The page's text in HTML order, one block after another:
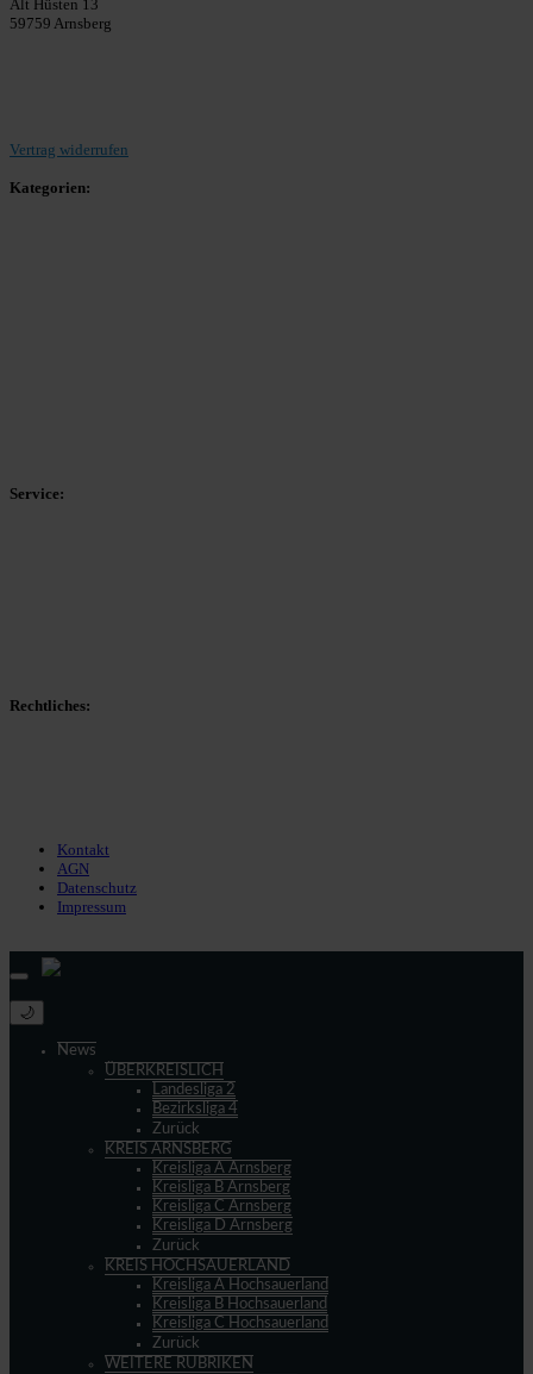
Alt Hüsten 13
59759 Arnsberg
Vertrag widerrufen
Kategorien:
Service:
Rechtliches:
Kontakt
AGN
Datenschutz
Impressum
🌙
News
ÜBERKREISLICH
Landesliga 2
Bezirksliga 4
Zurück
KREIS ARNSBERG
Kreisliga A Arnsberg
Kreisliga B Arnsberg
Kreisliga C Arnsberg
Kreisliga D Arnsberg
Zurück
KREIS HOCHSAUERLAND
Kreisliga A Hochsauerland
Kreisliga B Hochsauerland
Kreisliga C Hochsauerland
Zurück
WEITERE RUBRIKEN